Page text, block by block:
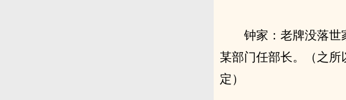
钟家：老牌没落
某部门任部长。（之
定）